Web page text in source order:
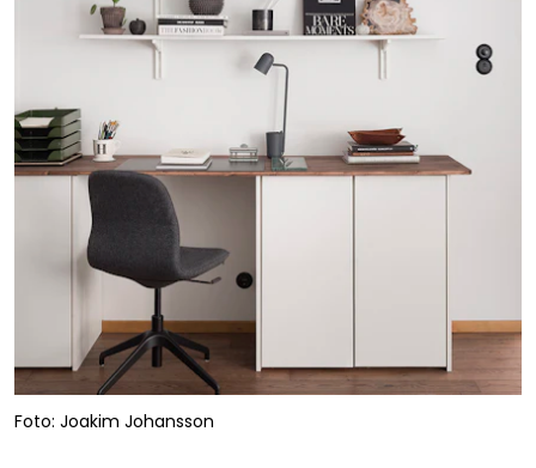
Foto: Joakim Johansson